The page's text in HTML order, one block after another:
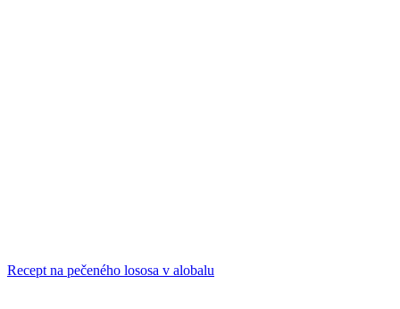
Recept na pečeného lososa v alobalu